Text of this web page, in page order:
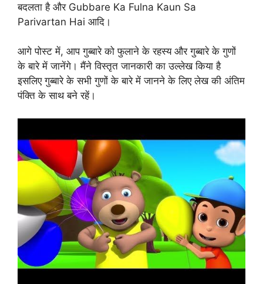
बदलता है और Gubbare Ka Fulna Kaun Sa
Parivartan Hai आदि।
आगे पोस्ट में, आप गुब्बारे को फुलाने के रहस्य और गुब्बारे के गुणों
के बारे में जानेंगे। मैंने विस्तृत जानकारी का उल्लेख किया है
इसलिए गुब्बारे के सभी गुणों के बारे में जानने के लिए लेख की अंतिम
पंक्ति के साथ बने रहें।